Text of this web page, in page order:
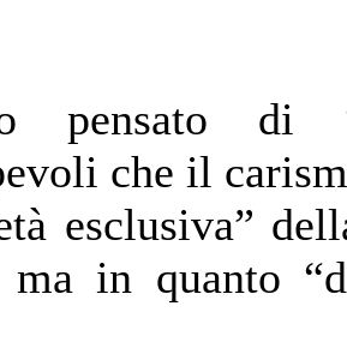
pensato di
che il
esclusiva”
ma in quanto